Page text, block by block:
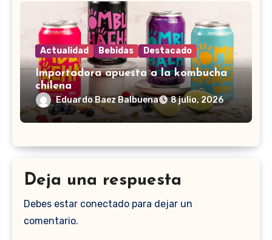
Actualidad Bebidas Destacado
Importadora apuesta a la kombucha
chilena
Eduardo Baez Balbuena 8 julio, 2026
Deja una respuesta
Debes estar conectado para dejar un
comentario.